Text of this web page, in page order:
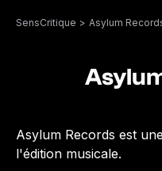
SensCritique > Asylum
Asylum Records est
l'édition musicale.